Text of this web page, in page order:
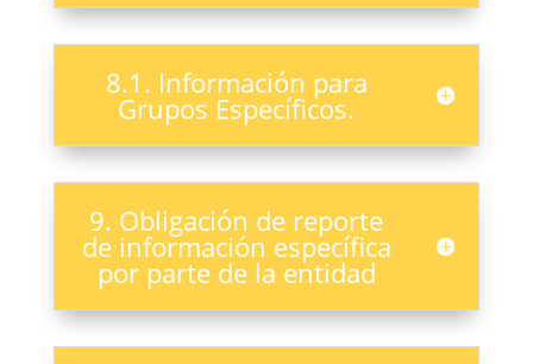
8.1. Información para
Grupos Específicos.
9. Obligación de reporte
de información específica
por parte de la entidad